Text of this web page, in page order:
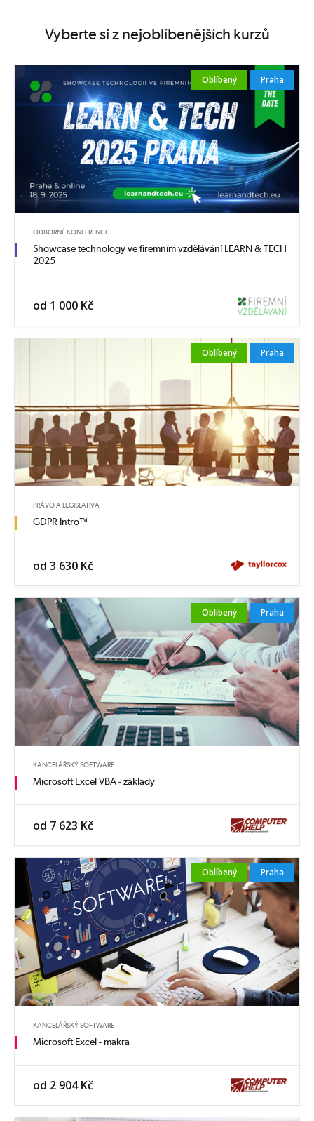
Vyberte si z nejoblíbenějších kurzů
Oblíbený Praha
ODBORNÉ KONFERENCE
Showcase technology ve firemním vzdělávání LEARN & TECH
2025
od 1 000 Kč
Oblíbený Praha
PRÁVO A LEGISLATIVA
GDPR Intro™
od 3 630 Kč
Oblíbený Praha
KANCELÁŘSKÝ SOFTWARE
Microsoft Excel VBA - základy
od 7 623 Kč
Oblíbený Praha
KANCELÁŘSKÝ SOFTWARE
Microsoft Excel - makra
od 2 904 Kč